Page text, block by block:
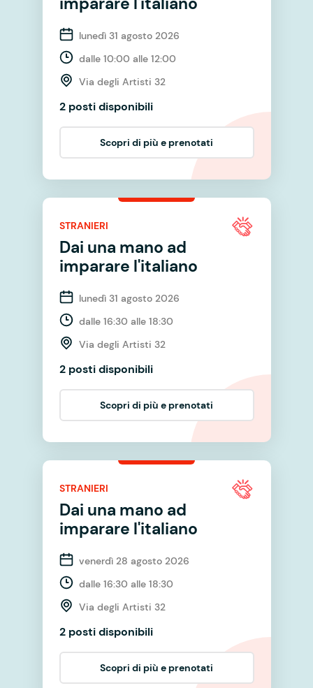
lunedì 31 agosto 2026
dalle 10:00 alle 12:00
Via degli Artisti 32
2 posti disponibili
Scopri di più e prenotati
STRANIERI
Dai una mano ad
imparare l'italiano
lunedì 31 agosto 2026
dalle 16:30 alle 18:30
Via degli Artisti 32
2 posti disponibili
Scopri di più e prenotati
STRANIERI
Dai una mano ad
imparare l'italiano
venerdì 28 agosto 2026
dalle 16:30 alle 18:30
Via degli Artisti 32
2 posti disponibili
Scopri di più e prenotati